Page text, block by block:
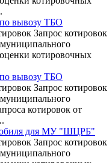
по вывозу ТБО
Запрос котировок
котировочных
по вывозу ТБО
Запрос котировок
котировок от
для МУ "ШЦРБ"
Запрос котировок